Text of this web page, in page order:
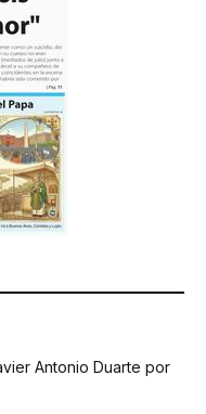
Antonio Duarte por